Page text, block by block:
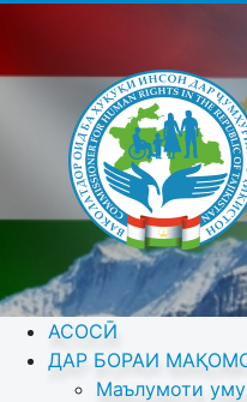
АСОСӢ
ДАР БОРАИ
Маълумоти